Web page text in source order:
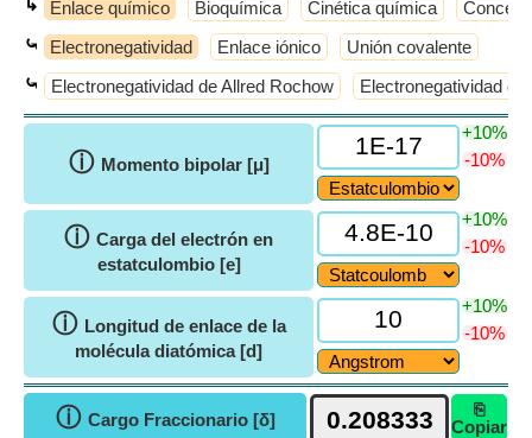
↳ Enlace químico Bioquímica Cinética química
⤿ Electronegatividad Enlace iónico Unión covalente
⤿ Electronegatividad de Allred Rochow Electronegatividad de
ⓘ Momento bipolar [μ]
+10%
-10%
ⓘ Carga del electrón en
estatculombio [e]
+10%
-10%
ⓘ Longitud de enlace de la
molécula diatómica [d]
+10%
-10%
ⓘ Cargo Fraccionario [δ]
⎘
Copiar